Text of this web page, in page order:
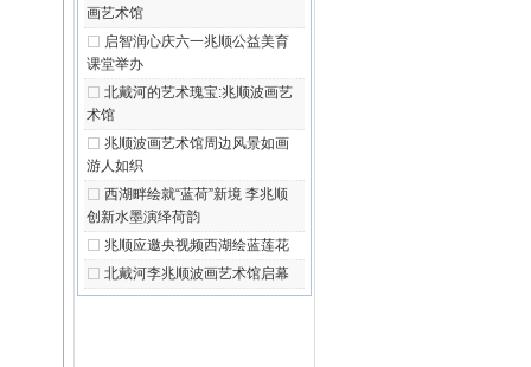
画艺术馆
启智润心庆六一兆顺公益美育
课堂举办
北戴河的艺术瑰宝:兆顺波画艺
术馆
兆顺波画艺术馆周边风景如画
游人如织
西湖畔绘就“蓝荷”新境 李兆顺
创新水墨演绎荷韵
兆顺应邀央视频西湖绘蓝莲花
北戴河李兆顺波画艺术馆启幕